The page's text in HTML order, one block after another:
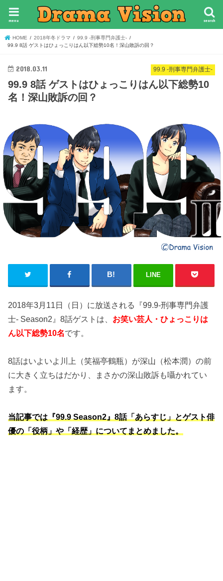
search
menu
HOME 2018年冬ドラマ
99.9 -刑事専門弁護士-
99.9 8話 ゲストはひょっこりはん以下総勢10名！深山敗訴の回？
99.9 -刑事専門弁護士-
2018.03.11
99.9 8話 ゲストはひょっこりはん以下総勢10
名！深山敗訴の回？
LINE
2018年3月11日（日）に放送される『99.9-刑事専門弁護
士- Season2』8話ゲストは、 お笑い芸人・ひょっこりは
ん以下総勢10名です。
8話はいよいよ川上（笑福亭鶴瓶）が深山（松本潤）の前
に大きく立ちはだかり、まさかの深山敗訴も囁かれてい
ます。
当記事では『99.9 Season2』8話「あらすじ」とゲスト俳
優の「役柄」や「経歴」についてまとめました。